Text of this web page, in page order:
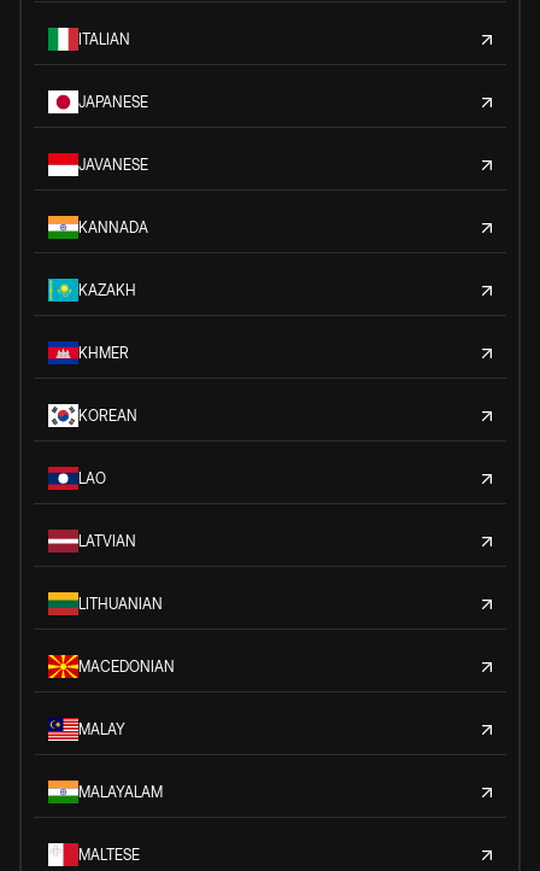
ITALIAN
JAPANESE
JAVANESE
KANNADA
KAZAKH
KHMER
KOREAN
LAO
LATVIAN
LITHUANIAN
MACEDONIAN
MALAY
MALAYALAM
MALTESE